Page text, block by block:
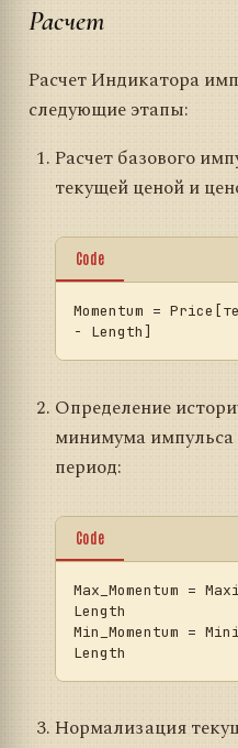
Расчет
Расчет Индикатора
следующие этапы:
Расчет базового
текущей ценой и
Code
Momentum =
Определение
минимума импульса
период:
Code
Max_Momentum =
Min_Momentum =
Нормализация